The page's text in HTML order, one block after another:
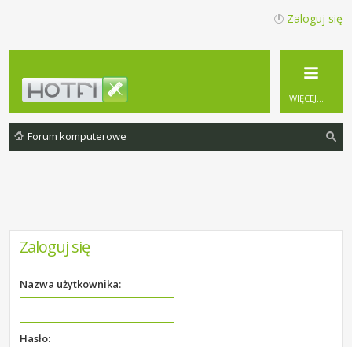
Zaloguj się
WIĘCEJ…
Forum komputerowe
Zaloguj się
Nazwa użytkownika:
Hasło: